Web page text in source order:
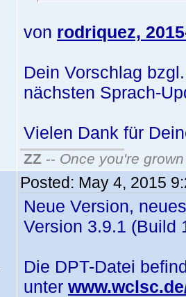
von rodriquez,
Dein Vorschlag
nächsten Sprach-
Vielen Dank für
ZZ -- Once you're
Posted: May 4, 2015
Neue Version,
Version 3.9.1 (Build
Die DPT-Datei
unter